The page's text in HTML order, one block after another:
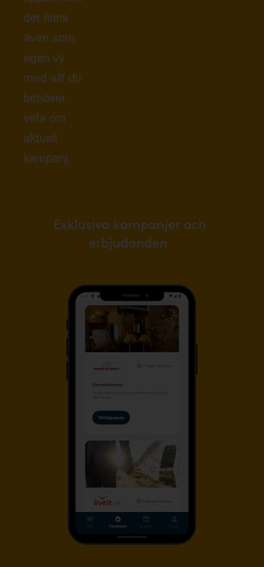
det finns
även som
egen vy
med allt du
behöver
veta om
aktuell
kampanj.